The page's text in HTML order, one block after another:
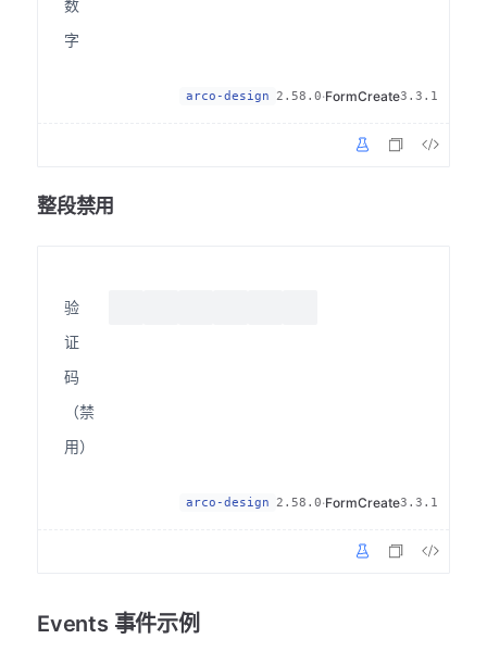
arco-design 2.58.0·FormCreate3.3.1
数
字
整段禁用
arco-design 2.58.0·FormCreate3.3.1
验
证
码
（禁
用）
Events 事件示例